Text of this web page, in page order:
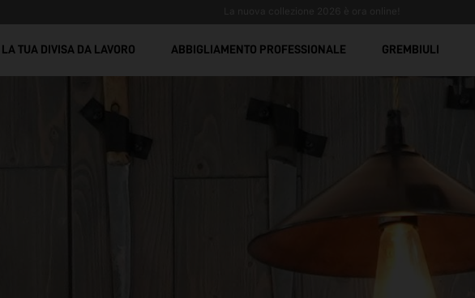
LA TUA DIVISA DA LAVORO ABBIGLIAMENTO PROFESSIONALE GREMBIULI